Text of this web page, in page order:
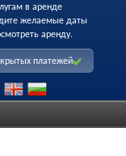
в аренде
желаемые даты
аренду.
платежей